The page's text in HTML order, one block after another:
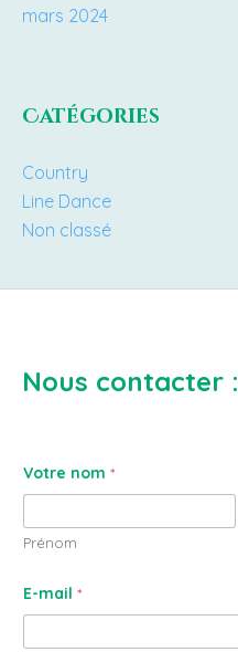
mars 2024
Catégories
Country
Line Dance
Non classé
Nous contacter :
Votre nom *
Prénom
E-mail *